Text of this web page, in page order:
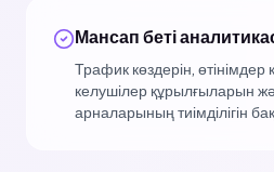
Мансап беті
Трафик көздерін, өтінімдер
келушілер құрылғыларын
арналарының тиімділігін